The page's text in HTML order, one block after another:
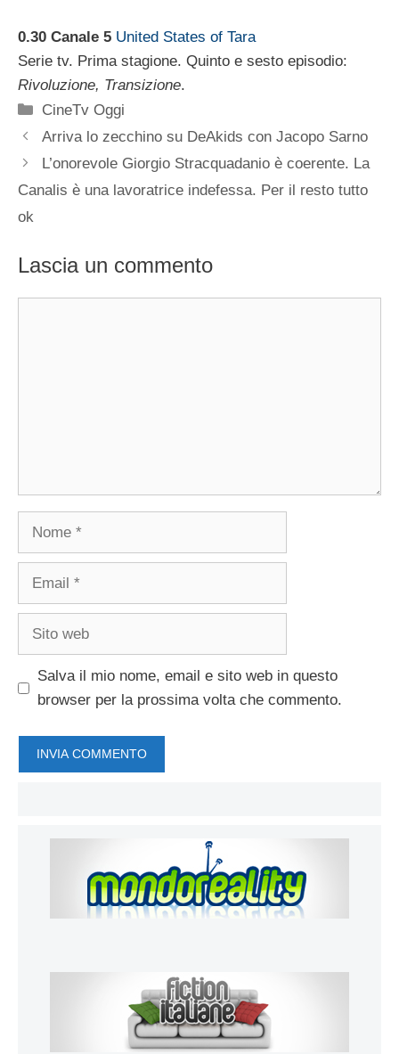
0.30 Canale 5 United States of Tara
Serie tv. Prima stagione. Quinto e sesto episodio:
Rivoluzione, Transizione.
Categorie
CineTv Oggi
Arriva lo zecchino su DeAkids con Jacopo Sarno
L’onorevole Giorgio Stracquadanio è coerente. La
Canalis è una lavoratrice indefessa. Per il resto tutto
ok
Lascia un commento
Nome
Email
Sito
Salva il mio nome, email e sito web in questo
browser per la prossima volta che commento.